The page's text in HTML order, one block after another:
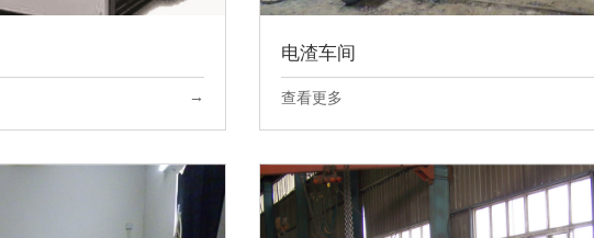
→
电渣车间
查看更多